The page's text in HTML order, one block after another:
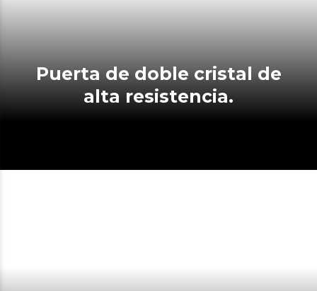
Puerta de doble cristal de
alta resistencia.